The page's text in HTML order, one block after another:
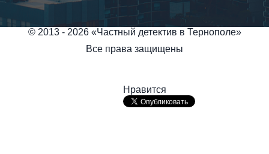
© 2013 - 2026 «Частный детектив в Тернополе»
Все права защищены
Нравится